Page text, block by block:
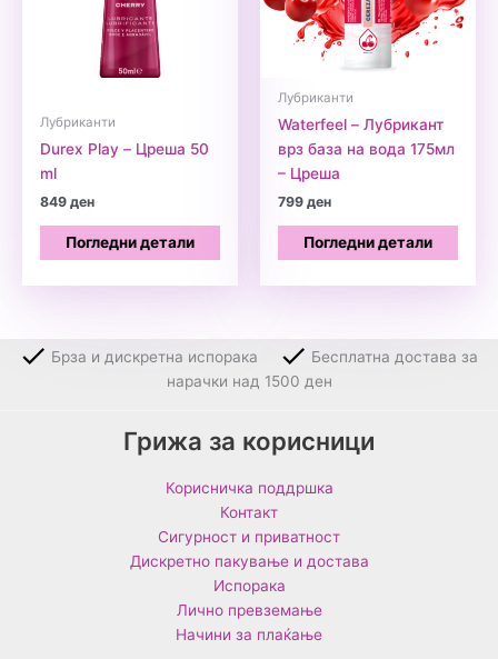
Лубриканти
Durex Play – Цреша 50
ml
849ден
Погледни детали
Лубриканти
Waterfeel – Лубрикант
врз база на вода 175мл
– Цреша
799ден
Погледни детали
Брза и дискретна испорака
Бесплатна достава за
нарачки над 1500 ден
Грижа за корисници
Корисничка поддршка
Контакт
Сигурност и приватност
Дискретно пакување и достава
Испорака
Лично превземање
Начини за плаќање